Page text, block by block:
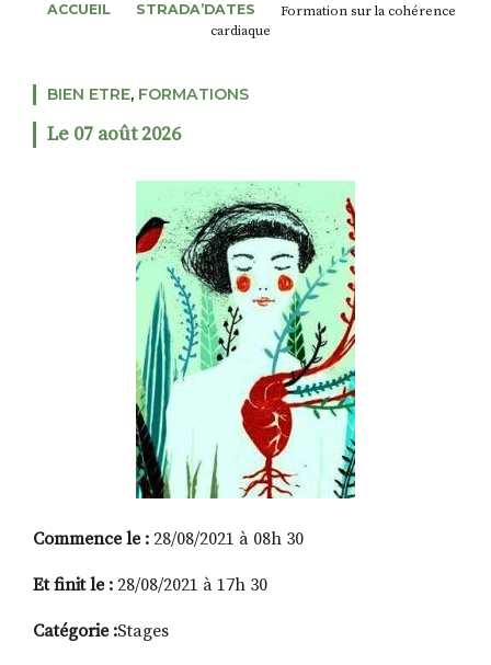
ROSÉE DE MAI
RECHERCHER
S'ABONNER
S'INSCRIRE À LA NEWSLETTER
FACEBOOKINSTAGRAM
LINKEDINYOUTUBE
ACCUEIL STRADA’DATES
Formation sur la cohérence
cardiaque
BIEN ETRE, FORMATIONS
Le 07 août 2026
Commence le : 28/08/2021 à 08h 30
Et finit le : 28/08/2021 à 17h 30
Catégorie :Stages